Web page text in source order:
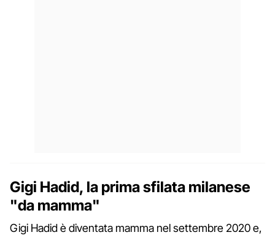
Gigi Hadid, la prima sfilata milanese
"da mamma"
Gigi Hadid è diventata mamma nel settembre 2020 e,